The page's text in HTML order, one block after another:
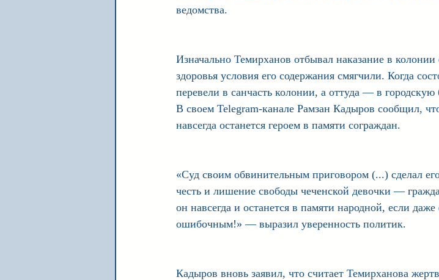
ведомства.
Изначально Темирханов отбывал наказание в
здоровья условия его содержания смягчили. Когда
перевели в санчасть колонии, а оттуда — в городскую
В своем Telegram-канале Рамзан Кадыров сообщил,
навсегда останется героем в памяти сограждан.
«Суд своим обвинительным приговором (...) сделал
честь и лишение свободы чеченской девочки —
он навсегда и останется в памяти народной, если
ошибочным!» — выразил уверенность политик.
Кадыров вновь заявил, что считает Темирханова